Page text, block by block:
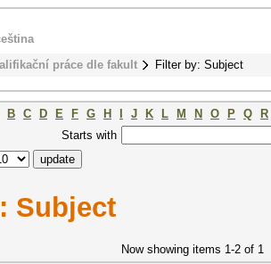
práce dle fakult Filter by: Subject
B C D E F G H J K L M N O P Q
R
Starts with
Subject
Now showing items 1-2 of 1